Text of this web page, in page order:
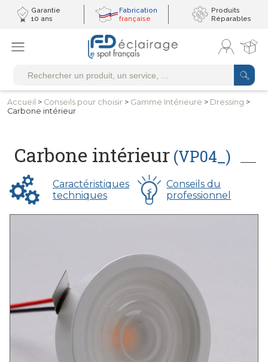
Garantie
10 ans
Fabrication
française
Produits
Réparables
Accueil > Conseils pour choisir > Gamme Intérieure > Dressing >
Carbone intérieur
Carbone intérieur (VP04_)
Caractéristiques
techniques
Conseils du
professionnel